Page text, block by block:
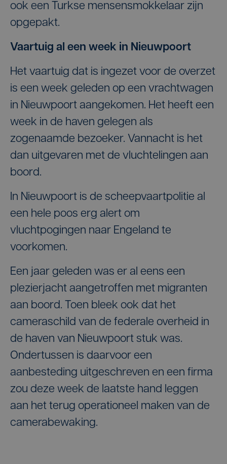
ook een Turkse mensensmokkelaar zijn
opgepakt.
Vaartuig al een week in Nieuwpoort
Het vaartuig dat is ingezet voor de overzet
is een week geleden op een vrachtwagen
in Nieuwpoort aangekomen. Het heeft een
week in de haven gelegen als
zogenaamde bezoeker. Vannacht is het
dan uitgevaren met de vluchtelingen aan
boord.
In Nieuwpoort is de scheepvaartpolitie al
een hele poos erg alert om
vluchtpogingen naar Engeland te
voorkomen.
Een jaar geleden was er al eens een
plezierjacht aangetroffen met migranten
aan boord. Toen bleek ook dat het
cameraschild van de federale overheid in
de haven van Nieuwpoort stuk was.
Ondertussen is daarvoor een
aanbesteding uitgeschreven en een firma
zou deze week de laatste hand leggen
aan het terug operationeel maken van de
camerabewaking.